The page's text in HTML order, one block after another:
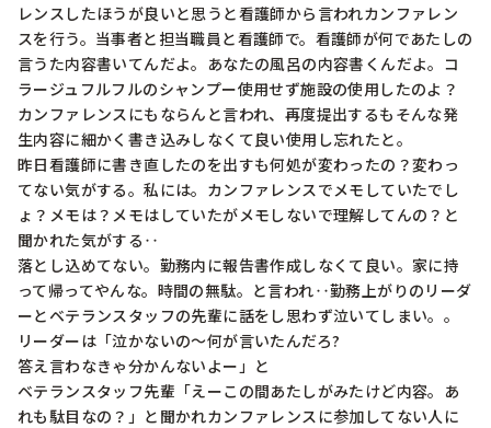
レンスしたほうが良いと思うと看護師から言われカンファレン
スを行う。当事者と担当職員と看護師で。看護師が何であたしの
言うた内容書いてんだよ。あなたの風呂の内容書くんだよ。コ
ラージュフルフルのシャンプー使用せず施設の使用したのよ？
カンファレンスにもならんと言われ、再度提出するもそんな発
生内容に細かく書き込みしなくて良い使用し忘れたと。
昨日看護師に書き直したのを出すも何処が変わったの？変わっ
てない気がする。私には。カンファレンスでメモしていたでし
ょ？メモは？メモはしていたがメモしないで理解してんの？と
聞かれた気がする‥
落とし込めてない。勤務内に報告書作成しなくて良い。家に持
って帰ってやんな。時間の無駄。と言われ‥勤務上がりのリーダ
ーとベテランスタッフの先輩に話をし思わず泣いてしまい。。
リーダーは「泣かないの〜何が言いたんだろ?
答え言わなきゃ分かんないよー」と
ベテランスタッフ先輩「えーこの間あたしがみたけど内容。あ
れも駄目なの？」と聞かれカンファレンスに参加してない人に